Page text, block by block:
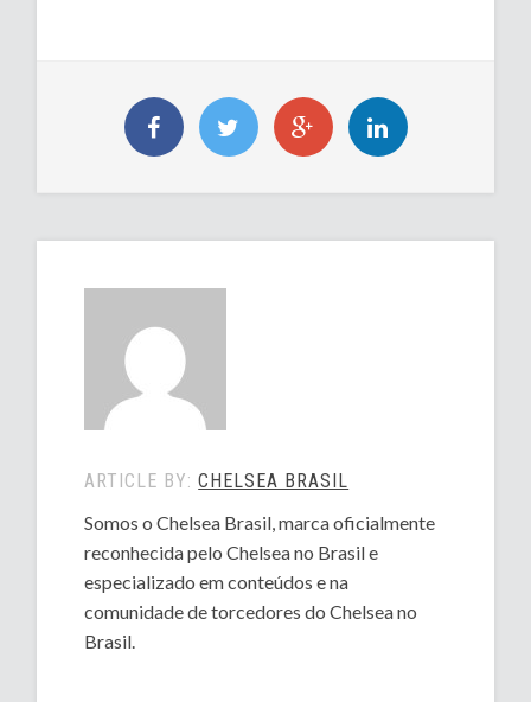
ARTICLE BY:CHELSEA BRASIL
Somos o Chelsea Brasil, marca oficialmente
reconhecida pelo Chelsea no Brasil e
especializado em conteúdos e na
comunidade de torcedores do Chelsea no
Brasil.